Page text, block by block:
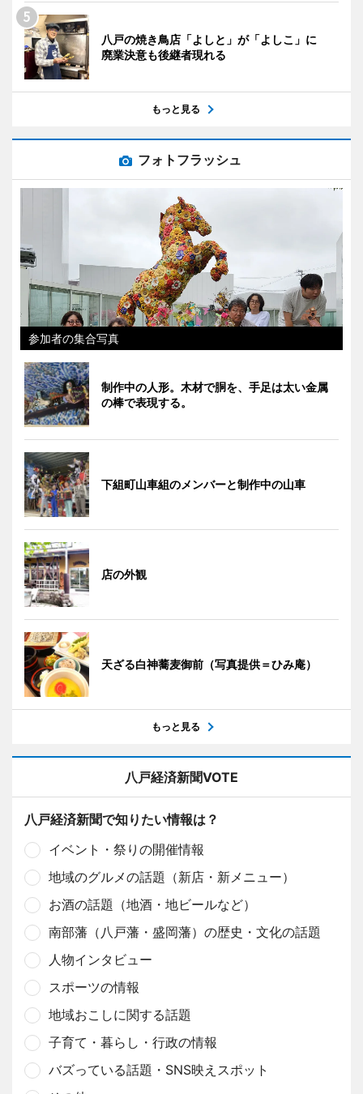
八戸の焼き鳥店「よしと」が「よしこ」に
廃業決意も後継者現れる
もっと見る
フォトフラッシュ
参加者の集合写真
制作中の人形。木材で胴を、手足は太い金属
の棒で表現する。
下組町山車組のメンバーと制作中の山車
店の外観
天ざる白神蕎麦御前（写真提供＝ひみ庵）
もっと見る
八戸経済新聞VOTE
八戸経済新聞で知りたい情報は？
イベント・祭りの開催情報
地域のグルメの話題（新店・新メニュー）
お酒の話題（地酒・地ビールなど）
南部藩（八戸藩・盛岡藩）の歴史・文化の話題
人物インタビュー
スポーツの情報
地域おこしに関する話題
子育て・暮らし・行政の情報
バズっている話題・SNS映えスポット